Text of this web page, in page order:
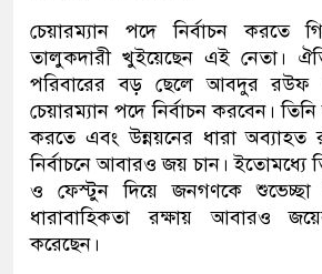
চেয়ারম্যান পদে নির্বাচন করতে
তালুকদারী খুইয়েছেন এই নেতা।
পরিবারের বড় ছেলে আবদুর রউফ
চেয়ারম্যান পদে নির্বাচন করবেন।
করতে এবং উন্নয়নের ধারা অব্যাহত
নির্বাচনে আবারও জয় চান। ইতোমধ্যে
ও ফেস্টুন দিয়ে জনগণকে শুভেচ্ছা
ধারাবাহিকতা রক্ষায় আবারও
করেছেন।